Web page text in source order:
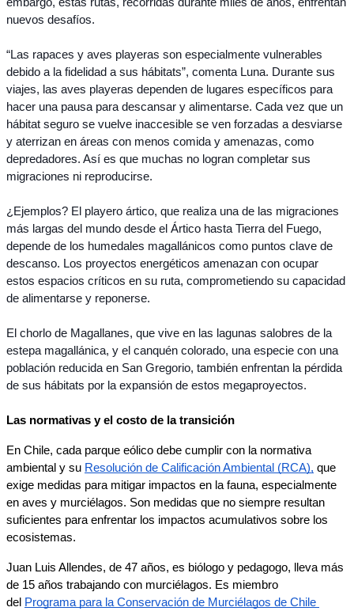
nuevos desafíos.
“Las rapaces y aves playeras son especialmente vulnerables
debido a la fidelidad a sus hábitats”, comenta Luna. Durante sus
viajes, las aves playeras dependen de lugares específicos para
hacer una pausa para descansar y alimentarse. Cada vez que un
hábitat seguro se vuelve inaccesible se ven forzadas a desviarse
y aterrizan en áreas con menos comida y amenazas, como
depredadores. Así es que muchas no logran completar sus
migraciones ni reproducirse.
¿Ejemplos? El playero ártico, que realiza una de las migraciones
más largas del mundo desde el Ártico hasta Tierra del Fuego,
depende de los humedales magallánicos como puntos clave de
descanso. Los proyectos energéticos amenazan con ocupar
estos espacios críticos en su ruta, comprometiendo su capacidad
de alimentarse y reponerse.
El chorlo de Magallanes, que vive en las lagunas salobres de la
estepa magallánica, y el canquén colorado, una especie con una
población reducida en San Gregorio, también enfrentan la pérdida
de sus hábitats por la expansión de estos megaproyectos.
Las normativas y el costo de la transición
En Chile, cada parque eólico debe cumplir con la normativa
ambiental y su Resolución de Calificación Ambiental (RCA), que
exige medidas para mitigar impactos en la fauna, especialmente
en aves y murciélagos. Son medidas que no siempre resultan
suficientes para enfrentar los impactos acumulativos sobre los
ecosistemas.
Juan Luis Allendes, de 47 años, es biólogo y pedagogo, lleva más
de 15 años trabajando con murciélagos. Es miembro
del Programa para la Conservación de Murciélagos de Chile